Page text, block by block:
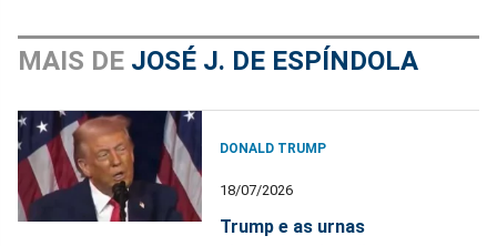
MAIS DE JOSÉ J. DE ESPÍNDOLA
DONALD TRUMP
18/07/2026
Trump e as urnas